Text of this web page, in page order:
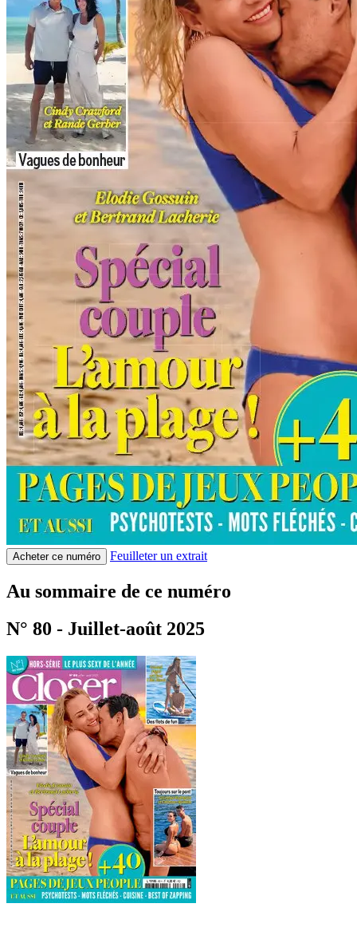
Acheter ce numéro Feuilleter un extrait
Au sommaire de ce numéro
N° 80 - Juillet-août 2025